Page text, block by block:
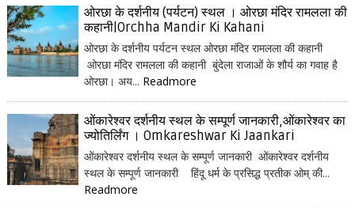
ओरछा के दर्शनीय (पर्यटन) स्थल । ओरछा मंदिर रामलला की
कहानी|Orchha Mandir Ki Kahani
ओरछा के दर्शनीय पर्यटन स्थल ओरछा मंदिर रामलला की कहानी
ओरछा मंदिर रामलला की कहानी बुंदेला राजाओं के शौर्य का गवाह है
ओरछा। अय... Readmore
ओंकारेश्वर दर्शनीय स्थल के सम्पूर्ण जानकारी,ओंकारेश्वर का
ज्योतिर्लिंग । Omkareshwar Ki Jaankari
ओंकारेश्वर दर्शनीय स्थल के सम्पूर्ण जानकारी ओंकारेश्वर दर्शनीय
स्थल के सम्पूर्ण जानकारी हिंदू धर्म के प्रसिद्ध प्रतीक ओम् की...
Readmore